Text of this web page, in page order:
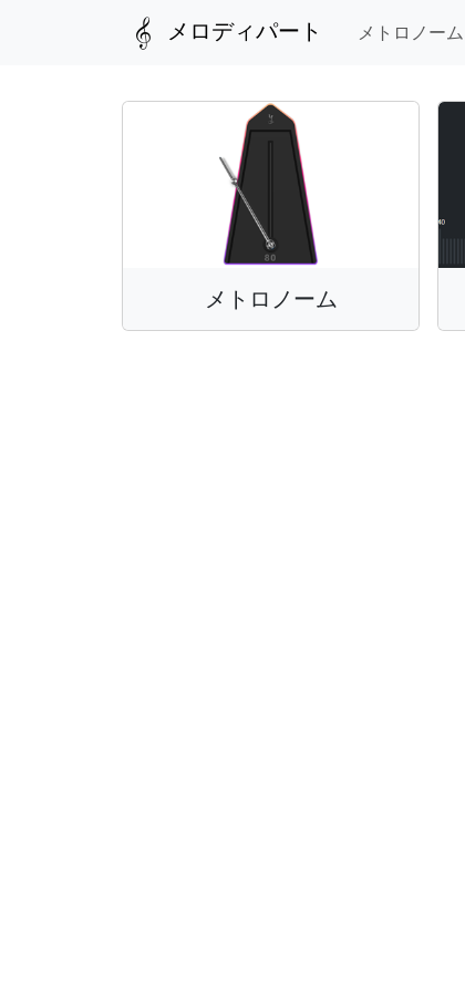
メロディパート メトロノーム
メトロノーム